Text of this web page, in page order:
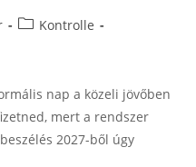
Kontrolle
nap a közeli jövőben
mert a rendszer
2027-ből úgy